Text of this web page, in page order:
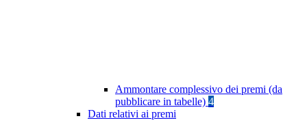
Ammontare complessivo dei premi (da
pubblicare in tabelle) 4
Dati relativi ai premi